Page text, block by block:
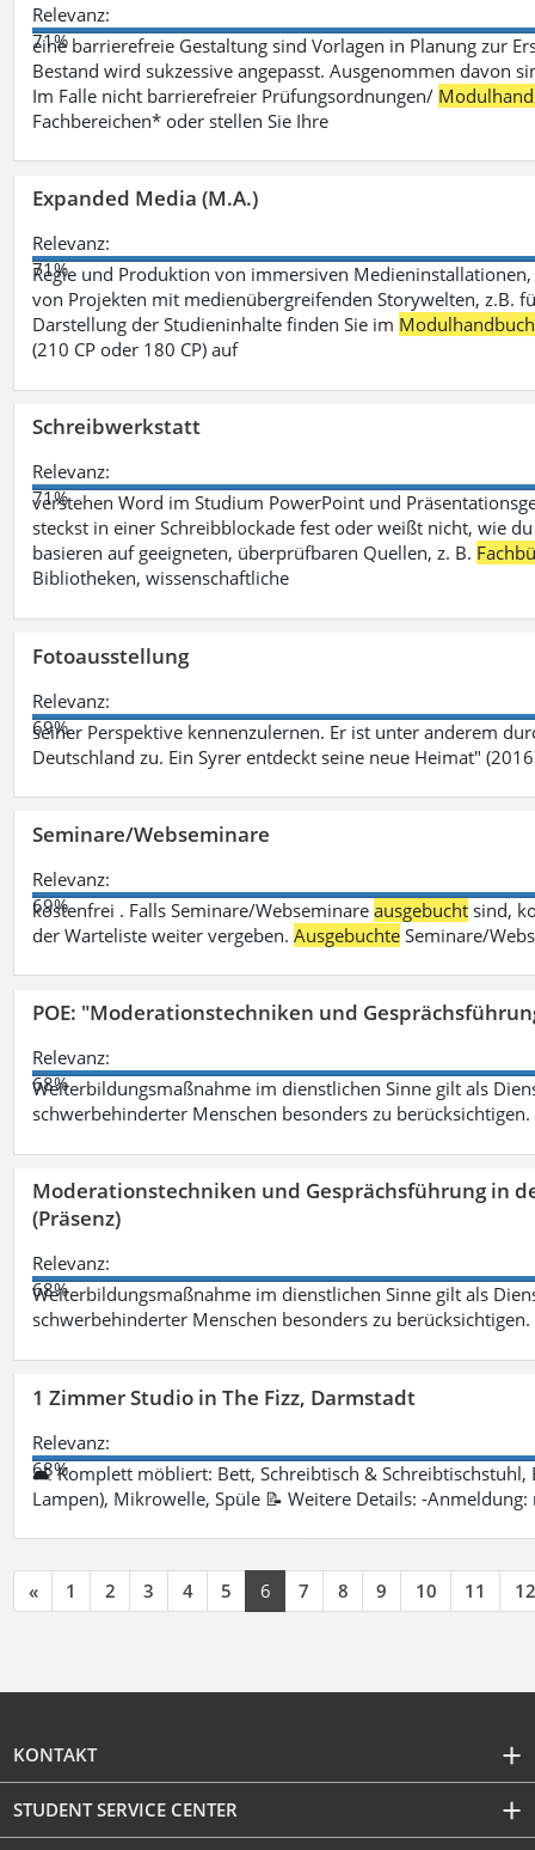
Relevanz:
71%
eine barrierefreie Gestaltung sind Vorlagen in Planung zur
Bestand wird sukzessive angepasst. Ausgenommen davon
Im Falle nicht barrierefreier Prüfungsordnungen/
Fachbereichen* oder stellen Sie Ihre
Expanded Media (M.A.)
Relevanz:
71%
Regie und Produktion von immersiven
von Projekten mit medienübergreifenden Storywelten, z.B.
Darstellung der Studieninhalte finden Sie im Modulhandbuch
(210 CP oder 180 CP) auf
Schreibwerkstatt
Relevanz:
71%
verstehen Word im Studium PowerPoint und
steckst in einer Schreibblockade fest oder weißt nicht, wie
basieren auf geeigneten, überprüfbaren Quellen, z. B.
Bibliotheken, wissenschaftliche
Fotoausstellung
Relevanz:
69%
seiner Perspektive kennenzulernen. Er ist unter anderem
Deutschland zu. Ein Syrer entdeckt seine neue Heimat"
Seminare/Webseminare
Relevanz:
69%
kostenfrei . Falls Seminare/Webseminareausgebucht sind,
der Warteliste weiter vergeben.Ausgebuchte Seminare/
POE: "Moderationstechniken und
Relevanz:
68%
Weiterbildungsmaßnahme im dienstlichen Sinne gilt als
schwerbehinderter Menschen besonders zu berücksichtigen.
Moderationstechniken und Gesprächsführung in
(Präsenz)
Relevanz:
68%
Weiterbildungsmaßnahme im dienstlichen Sinne gilt als
schwerbehinderter Menschen besonders zu berücksichtigen.
1 Zimmer Studio in The Fizz, Darmstadt
Relevanz:
68%
🛋 Komplett möbliert: Bett, Schreibtisch & Schreibtischstuhl,
Lampen), Mikrowelle, Spüle 📝 Weitere Details: -
« 1 2 3 4 5 6 7 8 9 10 11 12
KONTAKT
STUDENT SERVICE CENTER